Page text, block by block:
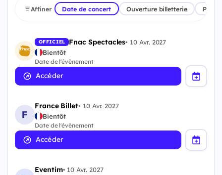
Affiner Date de concert Ouverture billetterie
OFFICIEL Fnac Spectacles• 10 Avr. 2027
Bientôt
Date de l'évènement
Accéder
France Billet• 10 Avr. 2027
Bientôt
Date de l'évènement
Accéder
Eventim• 10 Avr. 2027